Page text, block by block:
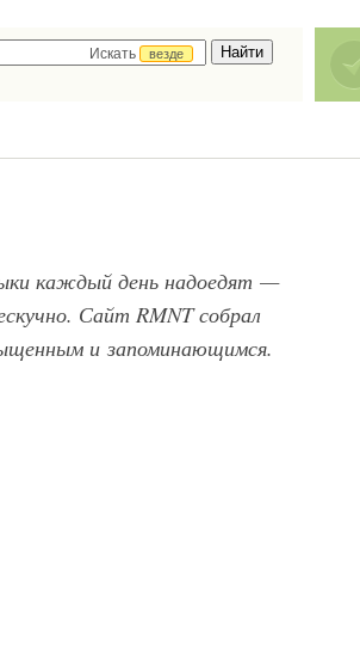
Искать
везде
каждый день надоедят —
Сайт RMNT собрал
и запоминающимся.